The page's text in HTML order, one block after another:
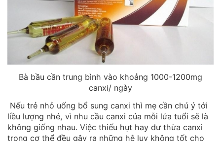
Bà bầu cần trung bình vào khoảng 1000-1200mg
canxi/ ngày
Nếu trẻ nhỏ uống bổ sung canxi thì mẹ cần chú ý tới
liều lượng nhé, vì nhu cầu canxi của mỗi lứa tuổi sẽ là
không giống nhau. Việc thiếu hụt hay dư thừa canxi
trong cơ thể đều gây ra những hệ lụy không tốt cho